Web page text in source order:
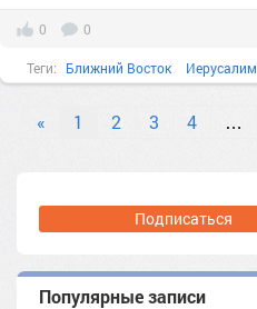
0 0
Теги: Ближний Восток Иерусалим
« 1 2 3 4 …
Подписаться
Популярные записи